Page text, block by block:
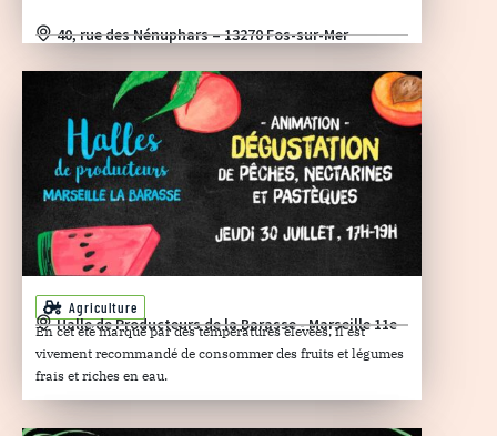
40, rue des Nénuphars – 13270 Fos-sur-Mer
Agriculture
Halle de Producteurs de la Barasse - Marseille 11e
En cet été marqué par des températures élevées, il est
vivement recommandé de consommer des fruits et légumes
frais et riches en eau.